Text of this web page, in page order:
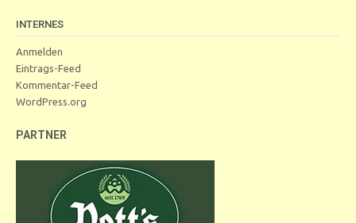
INTERNES
Anmelden
Eintrags-Feed
Kommentar-Feed
WordPress.org
PARTNER